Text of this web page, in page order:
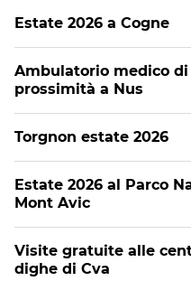
Estate 2026 a Cogne
Ambulatorio medico di
prossimità a Nus
Torgnon estate 2026
Estate 2026 al Parco
Mont Avic
Visite gratuite alle
dighe di Cva